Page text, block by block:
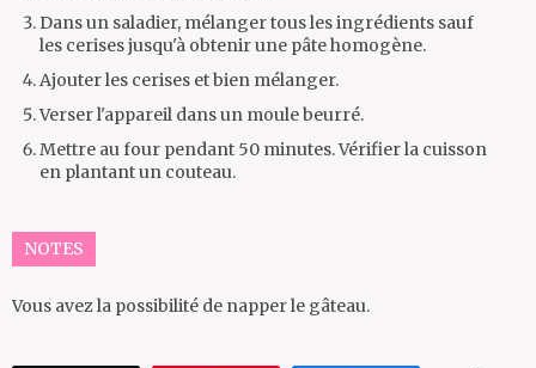
Dans un saladier, mélanger tous les ingrédients sauf
les cerises jusqu'à obtenir une pâte homogène.
Ajouter les cerises et bien mélanger.
Verser l'appareil dans un moule beurré.
Mettre au four pendant 50 minutes. Vérifier la cuisson
en plantant un couteau.
NOTES
Vous avez la possibilité de napper le gâteau.